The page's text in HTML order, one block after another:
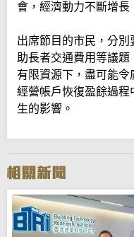
會，經濟動力不斷增長
出席節目的市民，分
助長者交通費用等議
有限資源下，盡可能
經營帳戶恢復盈餘過程
生的影響。